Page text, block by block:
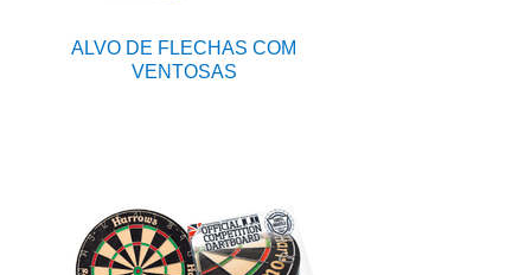
ALVO DE FLECHAS COM
VENTOSAS